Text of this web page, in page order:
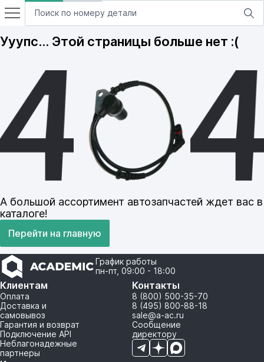
Ууупс… Этой страницы больше нет :(
А большой ассортимент автозапчастей ждет вас в
каталоге!
Перейти на главную
График работы
пн-пт, 09:00 - 18:00
Клиентам
Оплата
Доставка и
самовывоз
Гарантия и возврат
Подключение API
Неблагонадежные
партнеры
Контакты
8 (800) 500-35-70
8 (495) 800-88-18
sale@a-ac.ru
Сообщение
директору